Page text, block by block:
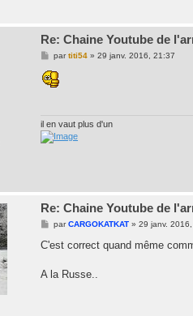
Re: Chaine Youtube de
M
s
s
partiti54» 29 janv. 2016, 21:37
il en vaut plus d'un
Re: Chaine Youtube de
M
s
g
parCARGOKATKAT» 29 janv.
C'est correct quand même
A la Russe..